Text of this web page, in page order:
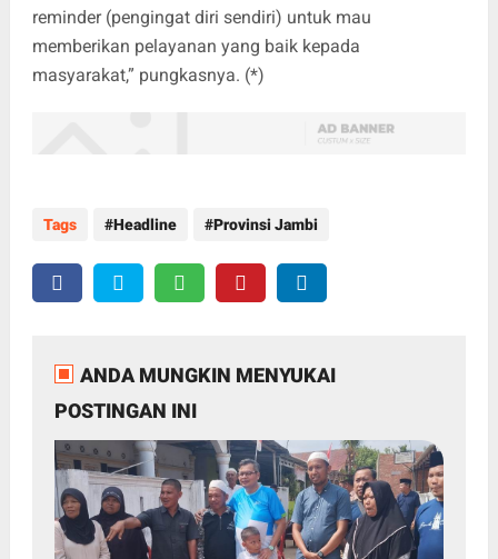
reminder (pengingat diri sendiri) untuk mau
memberikan pelayanan yang baik kepada
masyarakat,” pungkasnya. (*)
Tags Headline Provinsi Jambi
ANDA MUNGKIN MENYUKAI
POSTINGAN INI